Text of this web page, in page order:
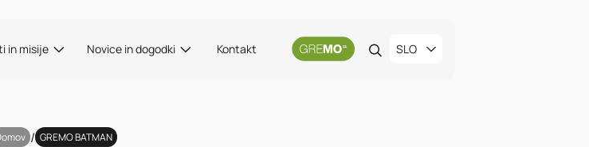
in misije Novice in dogodki Kontakt SLO
/ GREMO BATMAN